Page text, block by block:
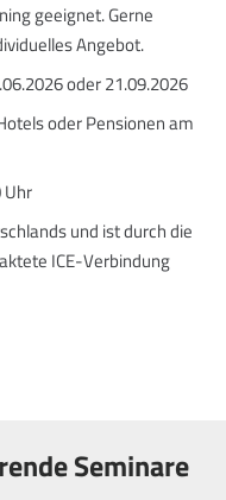
geeignet. Gerne
Angebot.
oder 21.09.2026
oder Pensionen am
Uhr
und ist durch die
ICE-Verbindung
Seminare